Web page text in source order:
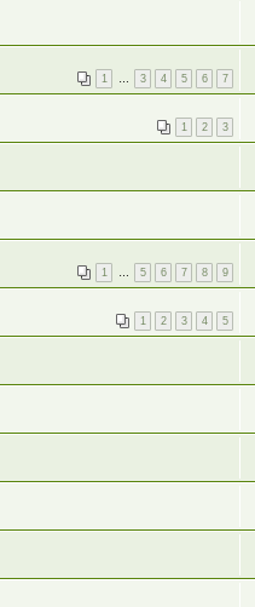
1 … 3 4 5 6 7
1 2 3
1 … 5 6 7 8 9
1 2 3 4 5